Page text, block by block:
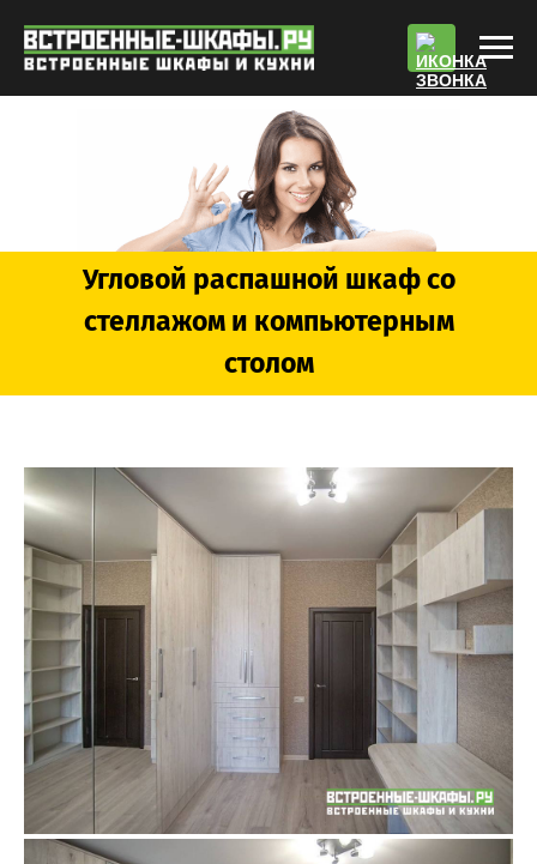
Угловой распашной шкаф со
стеллажом и компьютерным
столом